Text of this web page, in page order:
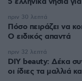
Πόσο πειράζει να
Ο ειδικός απαντά
πριν 30 λεπτά
DIY beauty: Δέκα
οι ίδιες τα μαλλιά
πριν 32 λεπτά